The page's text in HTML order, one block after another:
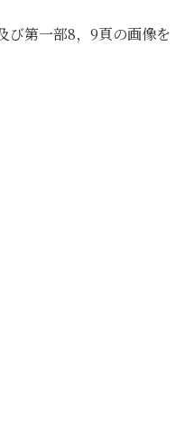
び第一部8，9頁の画像を